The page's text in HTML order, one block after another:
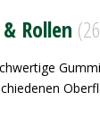
Rollen